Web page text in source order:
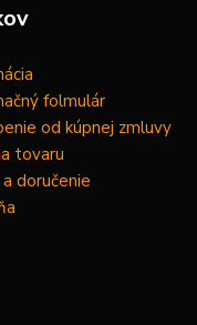
folmulár
od kúpnej zmluvy
tovaru
doručenie